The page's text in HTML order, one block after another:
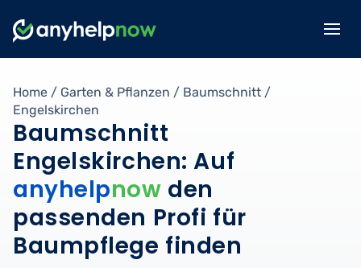
Home / Garten & Pflanzen / Baumschnitt /
Engelskirchen
Baumschnitt
Engelskirchen: Auf
anyhelpnow den
passenden Profi für
Baumpflege finden